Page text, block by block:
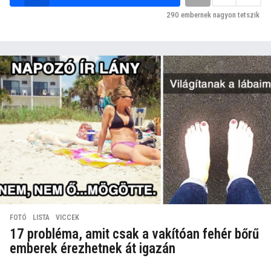
290 embernek nagyon tetszik
FOTÓ ,LISTA ,VICCEK
17 probléma, amit csak a vakítóan fehér bőrű
emberek érezhetnek át igazán